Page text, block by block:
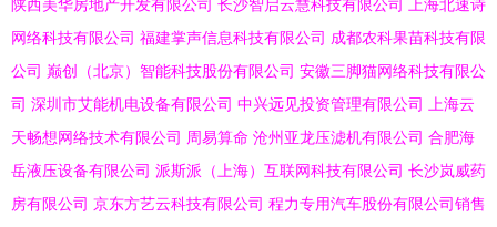
陕西美华房地产开发有限公司 长沙智启云慧科技有限公司
上海北速诗
网络科技有限公司 福建掌声信息科技有限公司 成都农科果苗科技有限
公司 巅创（北京）智能科技股份有限公司 安徽三脚猫网络科技有限公
司 深圳市艾能机电设备有限公司 中兴远见投资管理有限公司
上海云
天畅想网络技术有限公司 周易算命 沧州亚龙压滤机有限公司 合肥海
岳液压设备有限公司 派斯派（上海）互联网科技有限公司 长沙岚威药
房有限公司 京东方艺云科技有限公司 程力专用汽车股份有限公司销售